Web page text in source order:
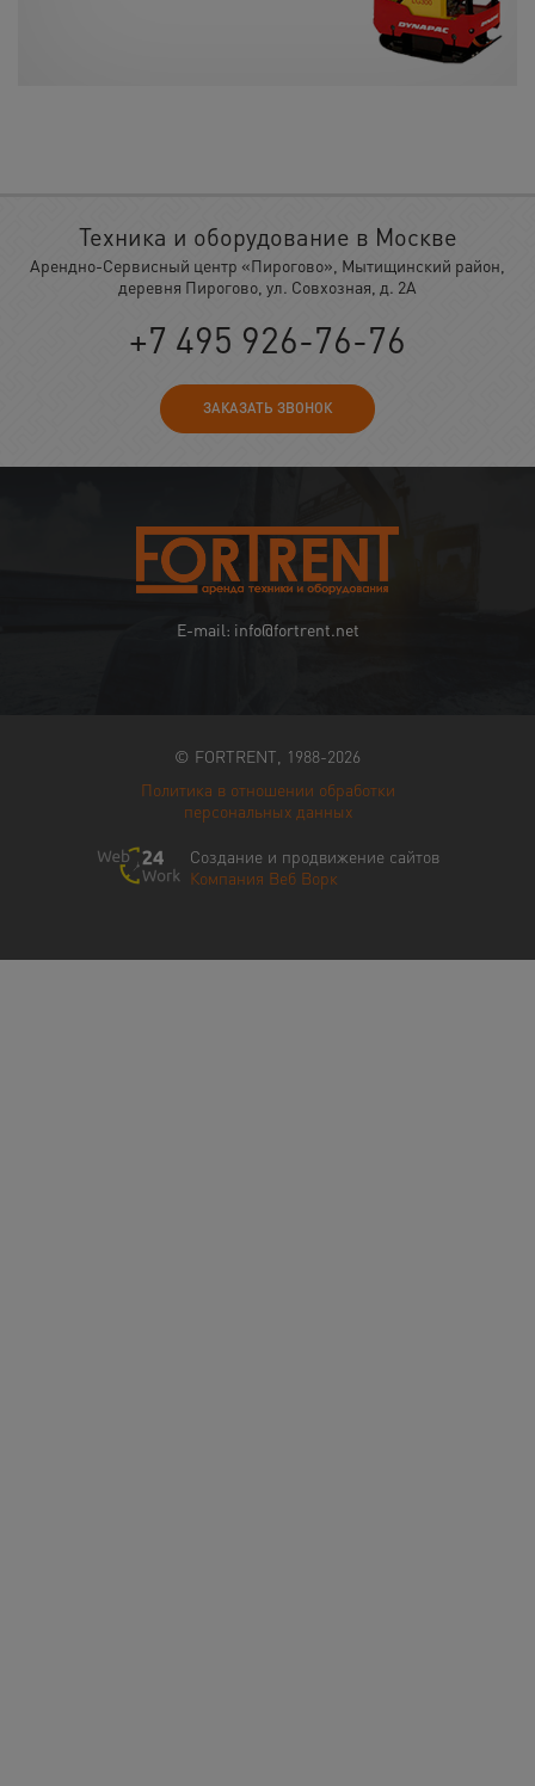
Техника и оборудование в Москве
Арендно-Сервисный центр «Пирогово», Мытищинский район,
деревня Пирогово, ул. Совхозная, д. 2А
+7 495 926-76-76
ЗАКАЗАТЬ ЗВОНОК
E-mail: info@fortrent.net
© FORTRENT, 1988-2026
Политика в отношении обработки
персональных данных
Создание и продвижение сайтов
Компания Веб Ворк